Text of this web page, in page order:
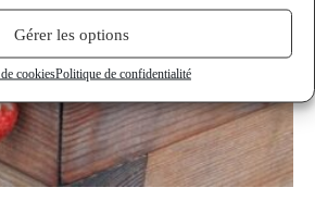
Gérer les options
cookiesPolitique de confidentialité